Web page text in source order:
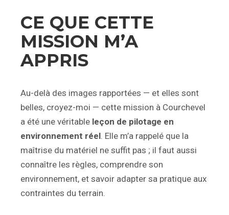
CE QUE CETTE
MISSION M’A
APPRIS
Au-delà des images rapportées — et elles sont
belles, croyez-moi — cette mission à Courchevel
a été une véritable leçon de pilotage en
environnement réel. Elle m’a rappelé que la
maîtrise du matériel ne suffit pas ; il faut aussi
connaître les règles, comprendre son
environnement, et savoir adapter sa pratique aux
contraintes du terrain.